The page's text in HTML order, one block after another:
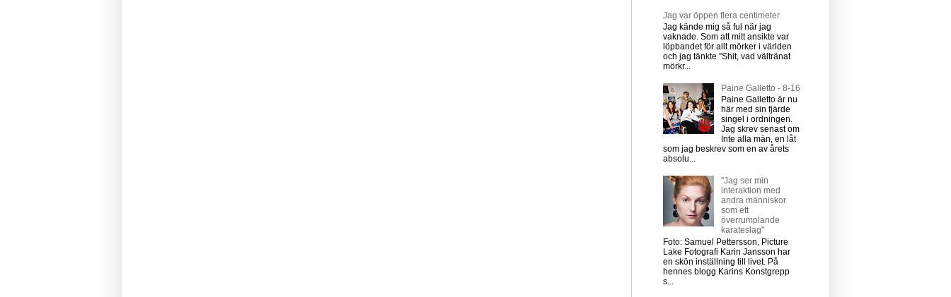
Jag var öppen flera centimeter
Jag kände mig så ful när jag
vaknade. Som att mitt ansikte var
löpbandet för allt mörker i världen
och jag tänkte ”Shit, vad vältränat
mörkr...
Paine Galletto - 8-16
Paine Galletto är nu
här med sin fjärde
singel i ordningen.
Jag skrev senast om
Inte alla män, en låt
som jag beskrev som en av årets
absolu...
"Jag ser min
interaktion med
andra människor
som ett
överrumplande
karateslag"
Foto: Samuel Pettersson, Picture
Lake Fotografi Karin Jansson har
en skön inställning till livet. På
hennes blogg Karins Konstgrepp
s...